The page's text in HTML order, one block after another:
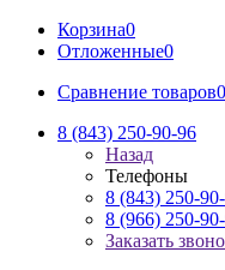
Корзина0
Отложенные0
Сравнение товаров0
8 (843) 250-90-96
Назад
Телефоны
8 (843) 250-
8 (966) 250-
Заказать